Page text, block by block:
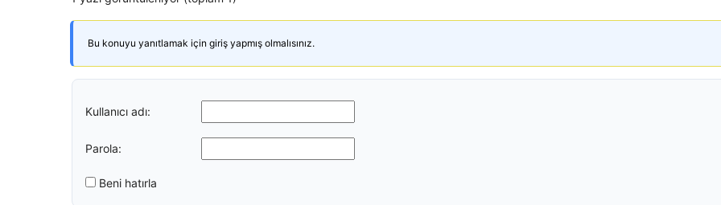
Bu konuyu yanıtlamak için giriş yapmış olmalısınız.
Kullanıcı adı:
Parola:
Beni hatırla